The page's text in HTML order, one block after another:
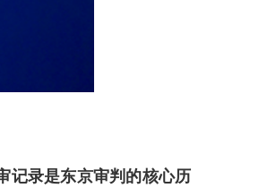
记录是东京审判的核心历